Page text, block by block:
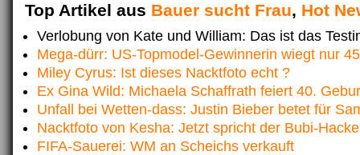
Top Artikel aus Bauer sucht Frau, Hot
Verlobung von Kate und William: Das ist das
Mega-dürr: US-Topmodel-Gewinnerin wiegt nur
Miley Cyrus: Ist dieses Nacktfoto echt ?
Ex Gina Wild: Michaela Schaffrath feiert 40.
Unfall bei Wetten-dass: Justin Bieber betet für
Nacktfoto von Kesha: Jetzt spricht der Bubi-
FIFA-Sauerei: WM an Scheichs verkauft